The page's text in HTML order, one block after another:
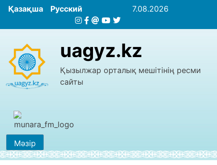
Қазақша Русский 7.08.2026
uagyz.kz
Қызылжар орталық мешітінің ресми
сайты
Мәзір